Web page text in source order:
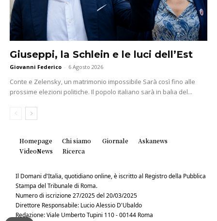
Giuseppi, la Schlein e le luci dell’Est
Giovanni Federico - 6 Agosto 2026
Conte e Zelensky, un matrimonio impossibile Sarà così fino alle
prossime elezioni politiche. Il popolo italiano sarà in balia del...
Homepage Chi siamo Giornale
Askanews
VideoNews
Ricerca
Il Domani d'Italia, quotidiano online, è iscritto al Registro della Pubblica
Stampa del Tribunale di Roma.
Numero di iscrizione 27/2025 del 20/03/2025
Direttore Responsabile: Lucio Alessio D'Ubaldo
Redazione: Viale Umberto Tupini 110 - 00144 Roma